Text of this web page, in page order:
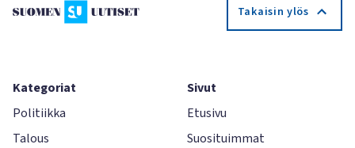
Takaisin ylös
Kategoriat
Politiikka
Talous
Sivut
Etusivu
Suosituimmat